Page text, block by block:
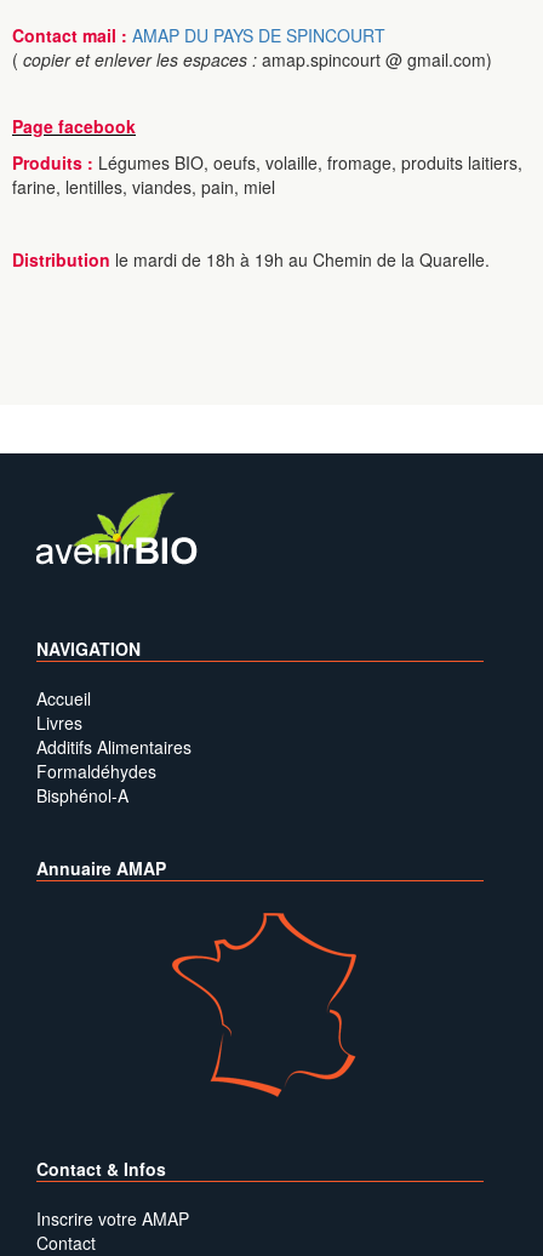
Contact mail : AMAP DU PAYS DE SPINCOURT
( copier et enlever les espaces : amap.spincourt @ gmail.com)
Page facebook
Produits : Légumes BIO, oeufs, volaille, fromage, produits laitiers,
farine, lentilles, viandes, pain, miel
Distribution le mardi de 18h à 19h au Chemin de la Quarelle.
NAVIGATION
Accueil
Livres
Additifs Alimentaires
Formaldéhydes
Bisphénol-A
Annuaire AMAP
Contact & Infos
Inscrire votre AMAP
Contact